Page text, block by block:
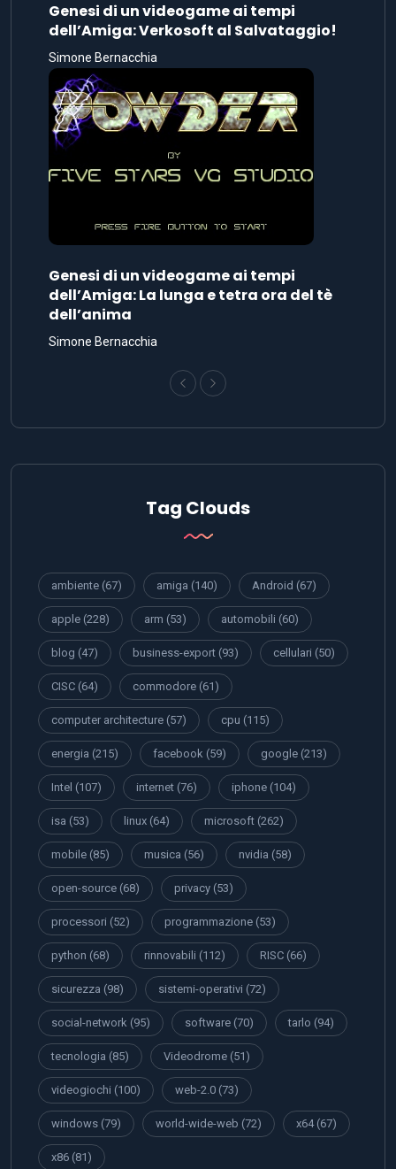
Genesi di un videogame ai tempi
dell’Amiga: Verkosoft al Salvataggio!
Simone Bernacchia
Genesi di un videogame ai tempi
dell’Amiga: La lunga e tetra ora del tè
dell’anima
Simone Bernacchia
Tag Clouds
ambiente (67) amiga (140) Android (67)
apple (228) arm (53) automobili (60)
blog (47) business-export (93) cellulari (50)
CISC (64) commodore (61)
computer architecture (57) cpu (115)
energia (215) facebook (59) google (213)
Intel (107) internet (76) iphone (104)
isa (53) linux (64) microsoft (262)
mobile (85) musica (56) nvidia (58)
open-source (68) privacy (53)
processori (52) programmazione (53)
python (68) rinnovabili (112) RISC (66)
sicurezza (98) sistemi-operativi (72)
social-network (95) software (70) tarlo (94)
tecnologia (85) Videodrome (51)
videogiochi (100) web-2.0 (73)
windows (79) world-wide-web (72) x64(67)
x86 (81)